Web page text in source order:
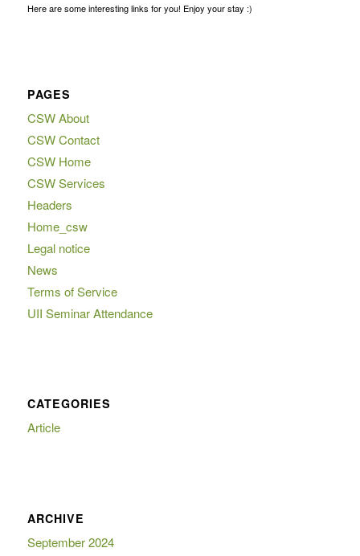
Here are some interesting links for you! Enjoy your stay :)
PAGES
CSW About
CSW Contact
CSW Home
CSW Services
Headers
Home_csw
Legal notice
News
Terms of Service
UII Seminar Attendance
CATEGORIES
Article
ARCHIVE
September 2024